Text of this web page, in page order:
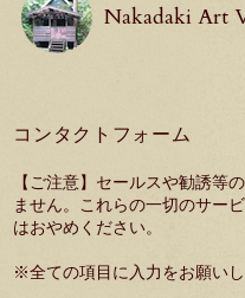
Nakadaki Art
コンタクトフォーム
【ご注意】セールスや勧誘等
ません。これらの一切のサー
はおやめください。
※全ての項目に入力をお願いし